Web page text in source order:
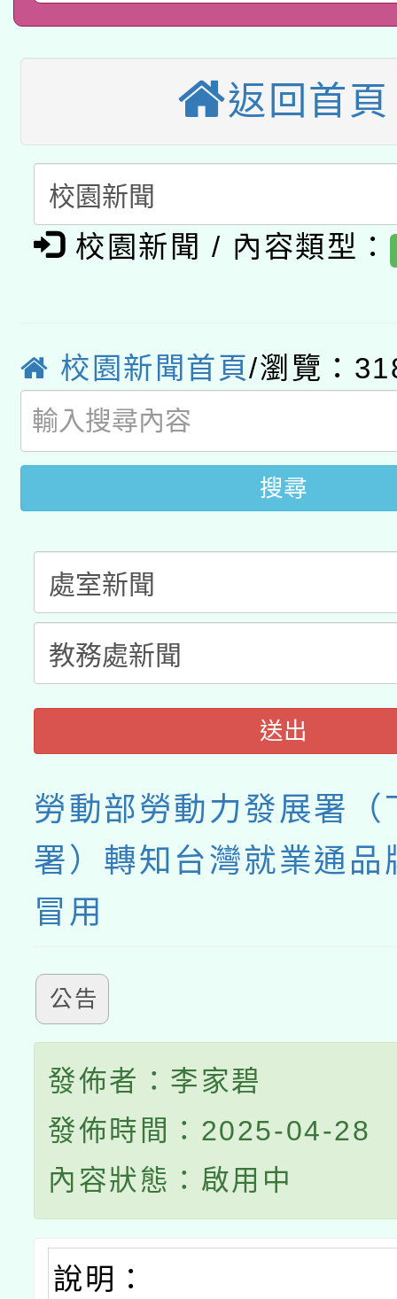
本館辦理115年度閱讀
暨閱讀推動專業研習
科技賦能─人工智慧
A3數位素養講師名單
「數位內容與教學軟體
pilot」
有關大陸委員會函釋公
薪期間赴陸應申請許可
轉知經濟部水利署委託
動」
開 智慧啟航」
「2026桃園藝術巡演
關事宜
返回首頁
校園新聞 / 內容類型：
校園新聞首頁/瀏覽：
搜尋
送出
勞動部勞動力發展署（
署）轉知台灣就業通品
冒用
公告
發佈者：李家碧
發佈時間：2025-04-28
內容狀態：啟用中
說明：